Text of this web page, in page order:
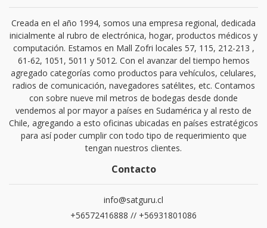
Creada en el año 1994, somos una empresa regional, dedicada
inicialmente al rubro de electrónica, hogar, productos médicos y
computación. Estamos en Mall Zofri locales 57, 115, 212-213 ,
61-62, 1051, 5011 y 5012. Con el avanzar del tiempo hemos
agregado categorías como productos para vehículos, celulares,
radios de comunicación, navegadores satélites, etc. Contamos
con sobre nueve mil metros de bodegas desde donde
vendemos al por mayor a países en Sudamérica y al resto de
Chile, agregando a esto oficinas ubicadas en países estratégicos
para así poder cumplir con todo tipo de requerimiento que
tengan nuestros clientes.
Contacto
info@satguru.cl
+56572416888 // +56931801086